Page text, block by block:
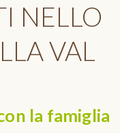
NELLO
VAL
la famiglia